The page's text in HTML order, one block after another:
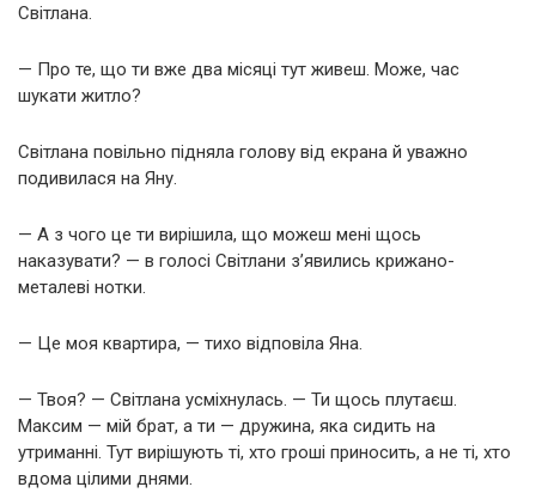
Світлана.
— Про те, що ти вже два місяці тут живеш. Може, час
шукати житло?
Світлана повільно підняла голову від екрана й уважно
подивилася на Яну.
— А з чого це ти вирішила, що можеш мені щось
наказувати? — в голосі Світлани з’явились крижано-
металеві нотки.
— Це моя квартира, — тихо відповіла Яна.
— Твоя? — Світлана усміхнулась. — Ти щось плутаєш.
Максим — мій брат, а ти — дружина, яка сидить на
утриманні. Тут вирішують ті, хто гроші приносить, а не ті, хто
вдома цілими днями.